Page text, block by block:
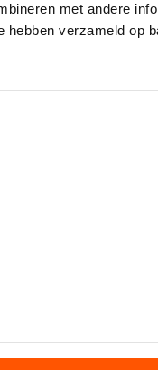
met andere
hebben verzameld op
50mm; zw.